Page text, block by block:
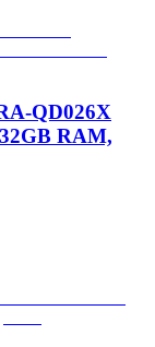
QD026X
RAM,